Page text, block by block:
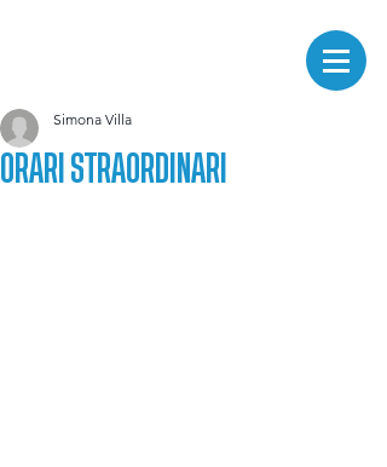
ORARI STRAORDINARI
Simona Villa